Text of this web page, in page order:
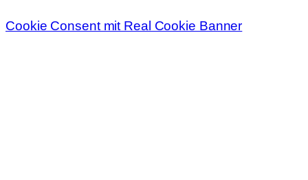
Cookie Consent mit Real Cookie Banner